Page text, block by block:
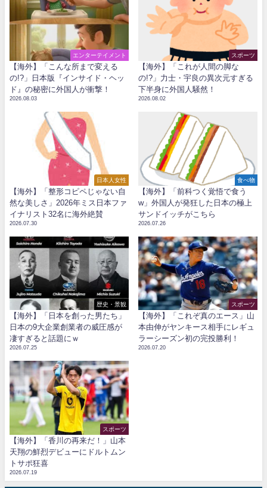
エンターテイメント
【海外】「こんな所まで変える
の!?」日本版『インサイド・ヘッ
ド』の秘密に外国人が衝撃！
2026.08.03
スポーツ
【海外】「これが人間の脚な
の!?」力士・宇良の異次元すぎる
下半身に外国人騒然！
2026.08.02
日本人女性
【海外】「整形コピペじゃない自
然な美しさ」2026年ミス日本ファ
イナリスト32名に海外絶賛
2026.07.30
食べ物
【海外】「前科つく覚悟で食う
w」外国人が発狂した日本の極上
サンドイッチがこちら
2026.07.26
歴史・景観
【海外】「日本を創った男たち」
日本の9大企業創業者の威圧感が
凄すぎると話題にｗ
2026.07.25
スポーツ
【海外】「これぞ真のエース」山
本由伸がヤンキース相手にレギュ
ラーシーズン初の完投勝利！
2026.07.20
スポーツ
【海外】「香川の再来だ！」山本
天翔の鮮烈デビューにドルトムン
トサポ狂喜
2026.07.19